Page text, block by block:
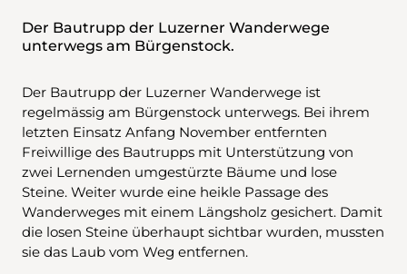
Der Bautrupp der Luzerner Wanderwege
unterwegs am Bürgenstock.
Der Bautrupp der Luzerner Wanderwege ist
regelmässig am Bürgenstock unterwegs. Bei ihrem
letzten Einsatz Anfang November entfernten
Freiwillige des Bautrupps mit Unterstützung von
zwei Lernenden umgestürzte Bäume und lose
Steine. Weiter wurde eine heikle Passage des
Wanderweges mit einem Längsholz gesichert. Damit
die losen Steine überhaupt sichtbar wurden, mussten
sie das Laub vom Weg entfernen.